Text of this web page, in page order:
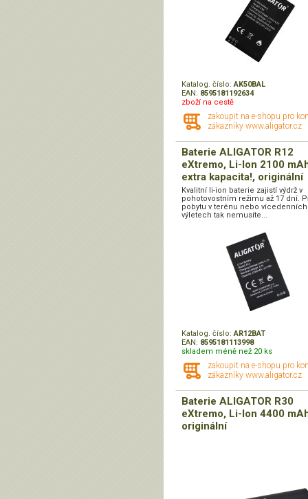
Katalog. číslo:AK50BAL
EAN: 8595181192634
zboží na cestě
zakoupit na e-shopu pro
zákazníky www.aligator.cz
Baterie ALIGATOR R12
eXtremo, Li-Ion 2100
extra kapacita!, originální
Kvalitní li-ion baterie zajistí výdrž v
pohotovostním režimu až 17 dní.
pobytu v terénu nebo vícedenních
výletech tak nemusíte...
Katalog. číslo:AR12BAT
EAN: 8595181113998
skladem méně než 20 ks
zakoupit na e-shopu pro
zákazníky www.aligator.cz
Baterie ALIGATOR R30
eXtremo, Li-Ion 4400
originální